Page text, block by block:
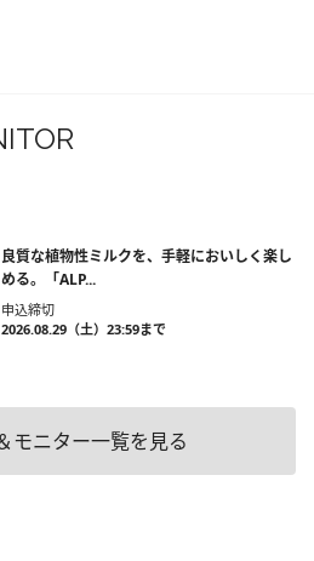
良質な植物性ミルクを、手軽においしく楽し
める。「ALP...
申込締切
2026.08.29（土）23:59まで
モニター一覧を見る